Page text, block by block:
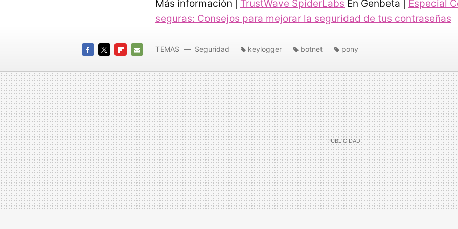
Más información | TrustWave SpiderLabs En Genbeta | Especial
seguras: Consejos para mejorar la seguridad de tus contraseñas
MAIL
TEMAS Seguridad keylogger botnet pony